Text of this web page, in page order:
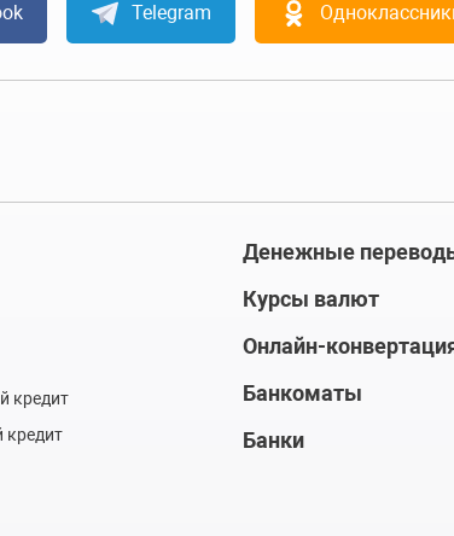
Telegram
кредит
кредит
Денежные
Курсы валют
Онлайн-
Банкоматы
Банки